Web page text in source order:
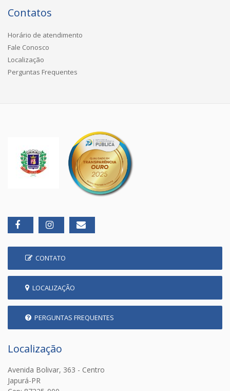
Contatos
Horário de atendimento
Fale Conosco
Localização
Perguntas Frequentes
CONTATO
LOCALIZAÇÃO
PERGUNTAS FREQUENTES
Localização
Avenida Bolivar, 363 - Centro
Japurá-PR